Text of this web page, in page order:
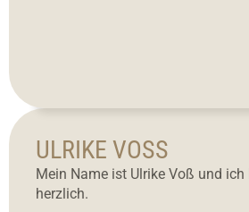
ULRIKE VOSS
Mein Name ist Ulrike Voß und
herzlich.